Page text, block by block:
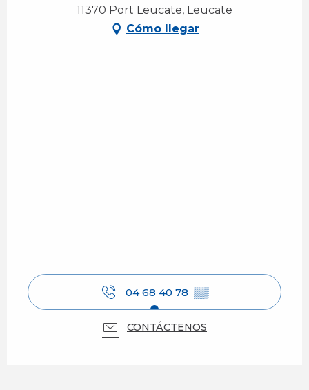
11370 Port Leucate, Leucate
Cómo llegar
04 68 40 78 ▒▒
CONTÁCTENOS